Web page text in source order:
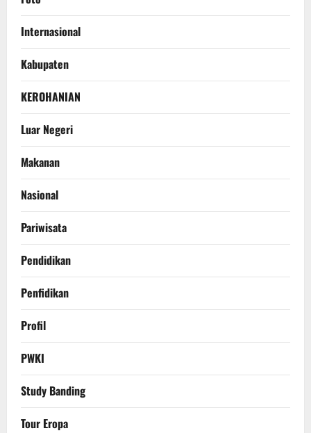
Internasional
Kabupaten
KEROHANIAN
Luar Negeri
Makanan
Nasional
Pariwisata
Pendidikan
Penfidikan
Profil
PWKI
Study Banding
Tour Eropa